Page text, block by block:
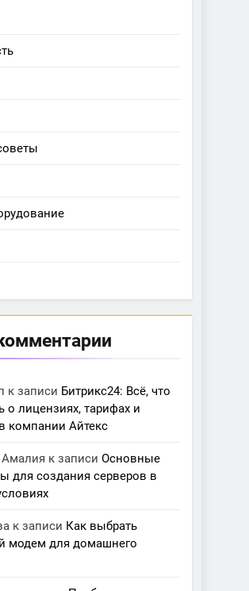
к записи Битрикс24: Всё, что
о лицензиях, тарифах и
компании Айтекс
к записи Основные
для создания серверов в
к записи Как выбрать
модем для домашнего